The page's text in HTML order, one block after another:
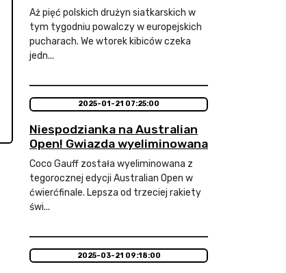
Aż pięć polskich drużyn siatkarskich w
tym tygodniu powalczy w europejskich
pucharach. We wtorek kibiców czeka
jedn...
2025-01-21 07:25:00
Niespodzianka na Australian
Open! Gwiazda wyeliminowana
Coco Gauff została wyeliminowana z
tegorocznej edycji Australian Open w
ćwierćfinale. Lepsza od trzeciej rakiety
świ...
2025-03-21 09:18:00